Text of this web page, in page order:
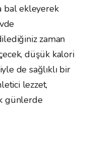
bal ekleyerek
zaman
düşük kalori
de sağlıklı bir
lezzet,
günlerde